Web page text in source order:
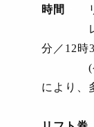
時間 リ
レッ
分／ 12時
(
により、